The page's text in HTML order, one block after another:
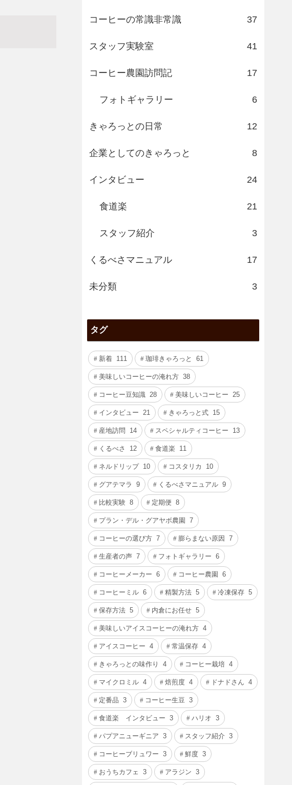
コーヒーの常識非常識 37
スタッフ実験室 41
コーヒー農園訪問記 17
フォトギャラリー 6
きゃろっとの日常 12
企業としてのきゃろっと 8
インタビュー 24
食道楽 21
スタッフ紹介 3
くるべさマニュアル 17
未分類 3
タグ
新着 111 珈琲きゃろっと 61
美味しいコーヒーの淹れ方 38
コーヒー豆知識 28 美味しいコーヒー 25
インタビュー 21 きゃろっと式 15
産地訪問 14 スペシャルティコーヒー 13
くるべさ 12 食道楽 11
ネルドリップ 10 コスタリカ 10
グアテマラ 9 くるべさマニュアル 9
比較実験 8 定期便 8
プラン・デル・グアヤボ農園 7
コーヒーの選び方 7 膨らまない原因 7
生産者の声 7 フォトギャラリー 6
コーヒーメーカー 6 コーヒー農園 6
コーヒーミル 6 精製方法 5 冷凍保存 5
保存方法 5 内倉にお任せ 5
美味しいアイスコーヒーの淹れ方 4
アイスコーヒー 4 常温保存 4
きゃろっとの味作り 4 コーヒー栽培 4
マイクロミル 4 焙煎度 4 ドナドさん 4
定番品 3 コーヒー生豆 3
食道楽 インタビュー 3 ハリオ 3
パプアニューギニア 3 スタッフ紹介 3
コーヒーブリュワー 3 鮮度 3
おうちカフェ 3 アラジン 3